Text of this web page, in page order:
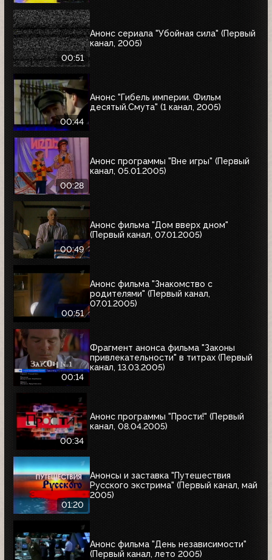
00:51
Анонс сериала "Убойная сила" (Первый
канал, 2005)
00:44
Анонс "Гибель империи. Фильм
десятый.Смута" (1 канал, 2005)
00:28
Анонс программы "Вне игры" (Первый
канал, 05.01.2005)
00:49
Анонс фильма "Дом вверх дном"
(Первый канал, 07.01.2005)
00:51
Анонс фильма "Знакомство с
родителями" (Первый канал,
07.01.2005)
00:14
Фрагмент анонса фильма "Законы
привлекательности" в титрах (Первый
канал, 13.03.2005)
00:34
Анонс программы "Прости!" (Первый
канал, 08.04.2005)
01:20
Анонсы и заставка "Путешествия
Русского экстрима" (Первый канал, май
2005)
Анонс фильма "День независимости"
(Первый канал, лето 2005)